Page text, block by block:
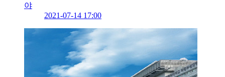
야
2021-07-14 17:00